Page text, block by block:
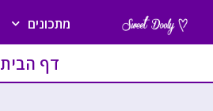
מתכונים
דף הבית